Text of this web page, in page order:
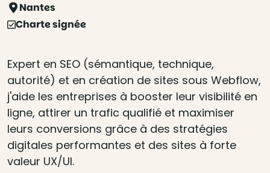
Nantes
Charte signée
Expert en SEO (sémantique, technique,
autorité) et en création de sites sous Webflow,
j'aide les entreprises à booster leur visibilité en
ligne, attirer un trafic qualifié et maximiser
leurs conversions grâce à des stratégies
digitales performantes et des sites à forte
valeur UX/UI.